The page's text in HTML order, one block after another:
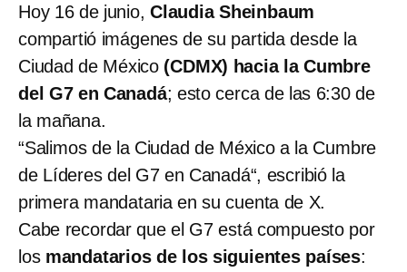
Hoy 16 de junio, Claudia Sheinbaum
compartió imágenes de su partida desde la
Ciudad de México (CDMX) hacia la Cumbre
del G7 en Canadá; esto cerca de las 6:30 de
la mañana.
“Salimos de la Ciudad de México a la Cumbre
de Líderes del G7 en Canadá“, escribió la
primera mandataria en su cuenta de X.
Cabe recordar que el G7 está compuesto por
los mandatarios de los siguientes países: